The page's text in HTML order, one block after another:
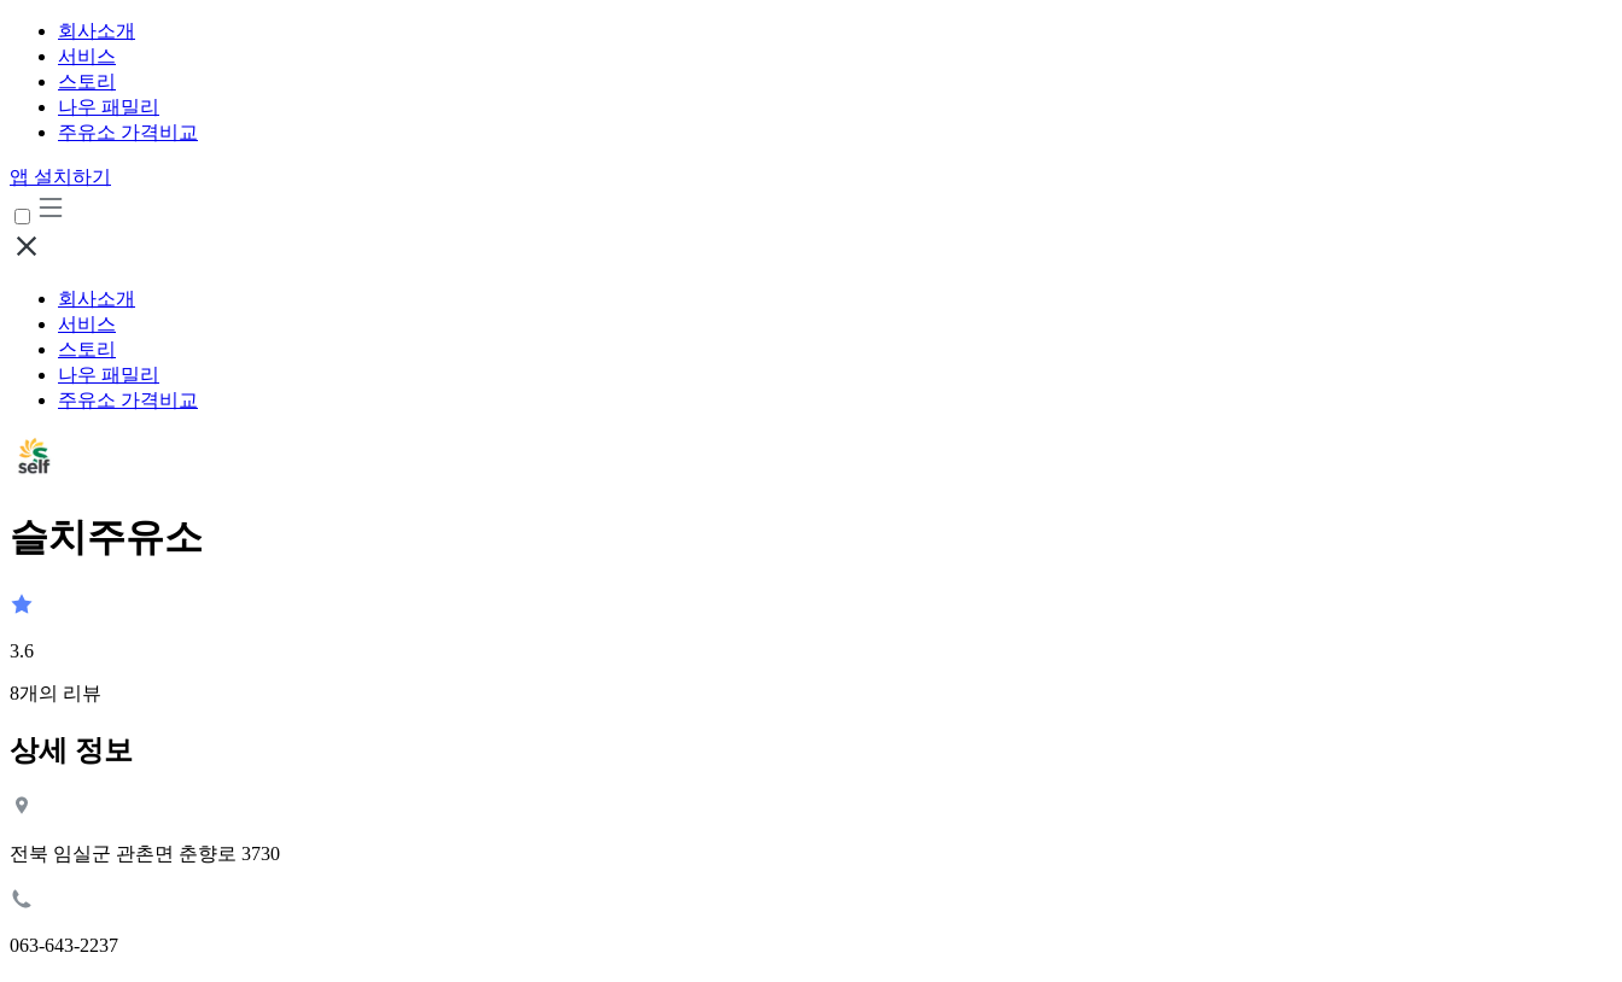
회사소개
서비스
스토리
나우 패밀리
주유소 가격비교
앱 설치하기
회사소개
서비스
스토리
나우 패밀리
주유소 가격비교
슬치주유소
3.6
8개의 리뷰
상세 정보
전북 임실군 관촌면 춘향로 3730
063-643-2237